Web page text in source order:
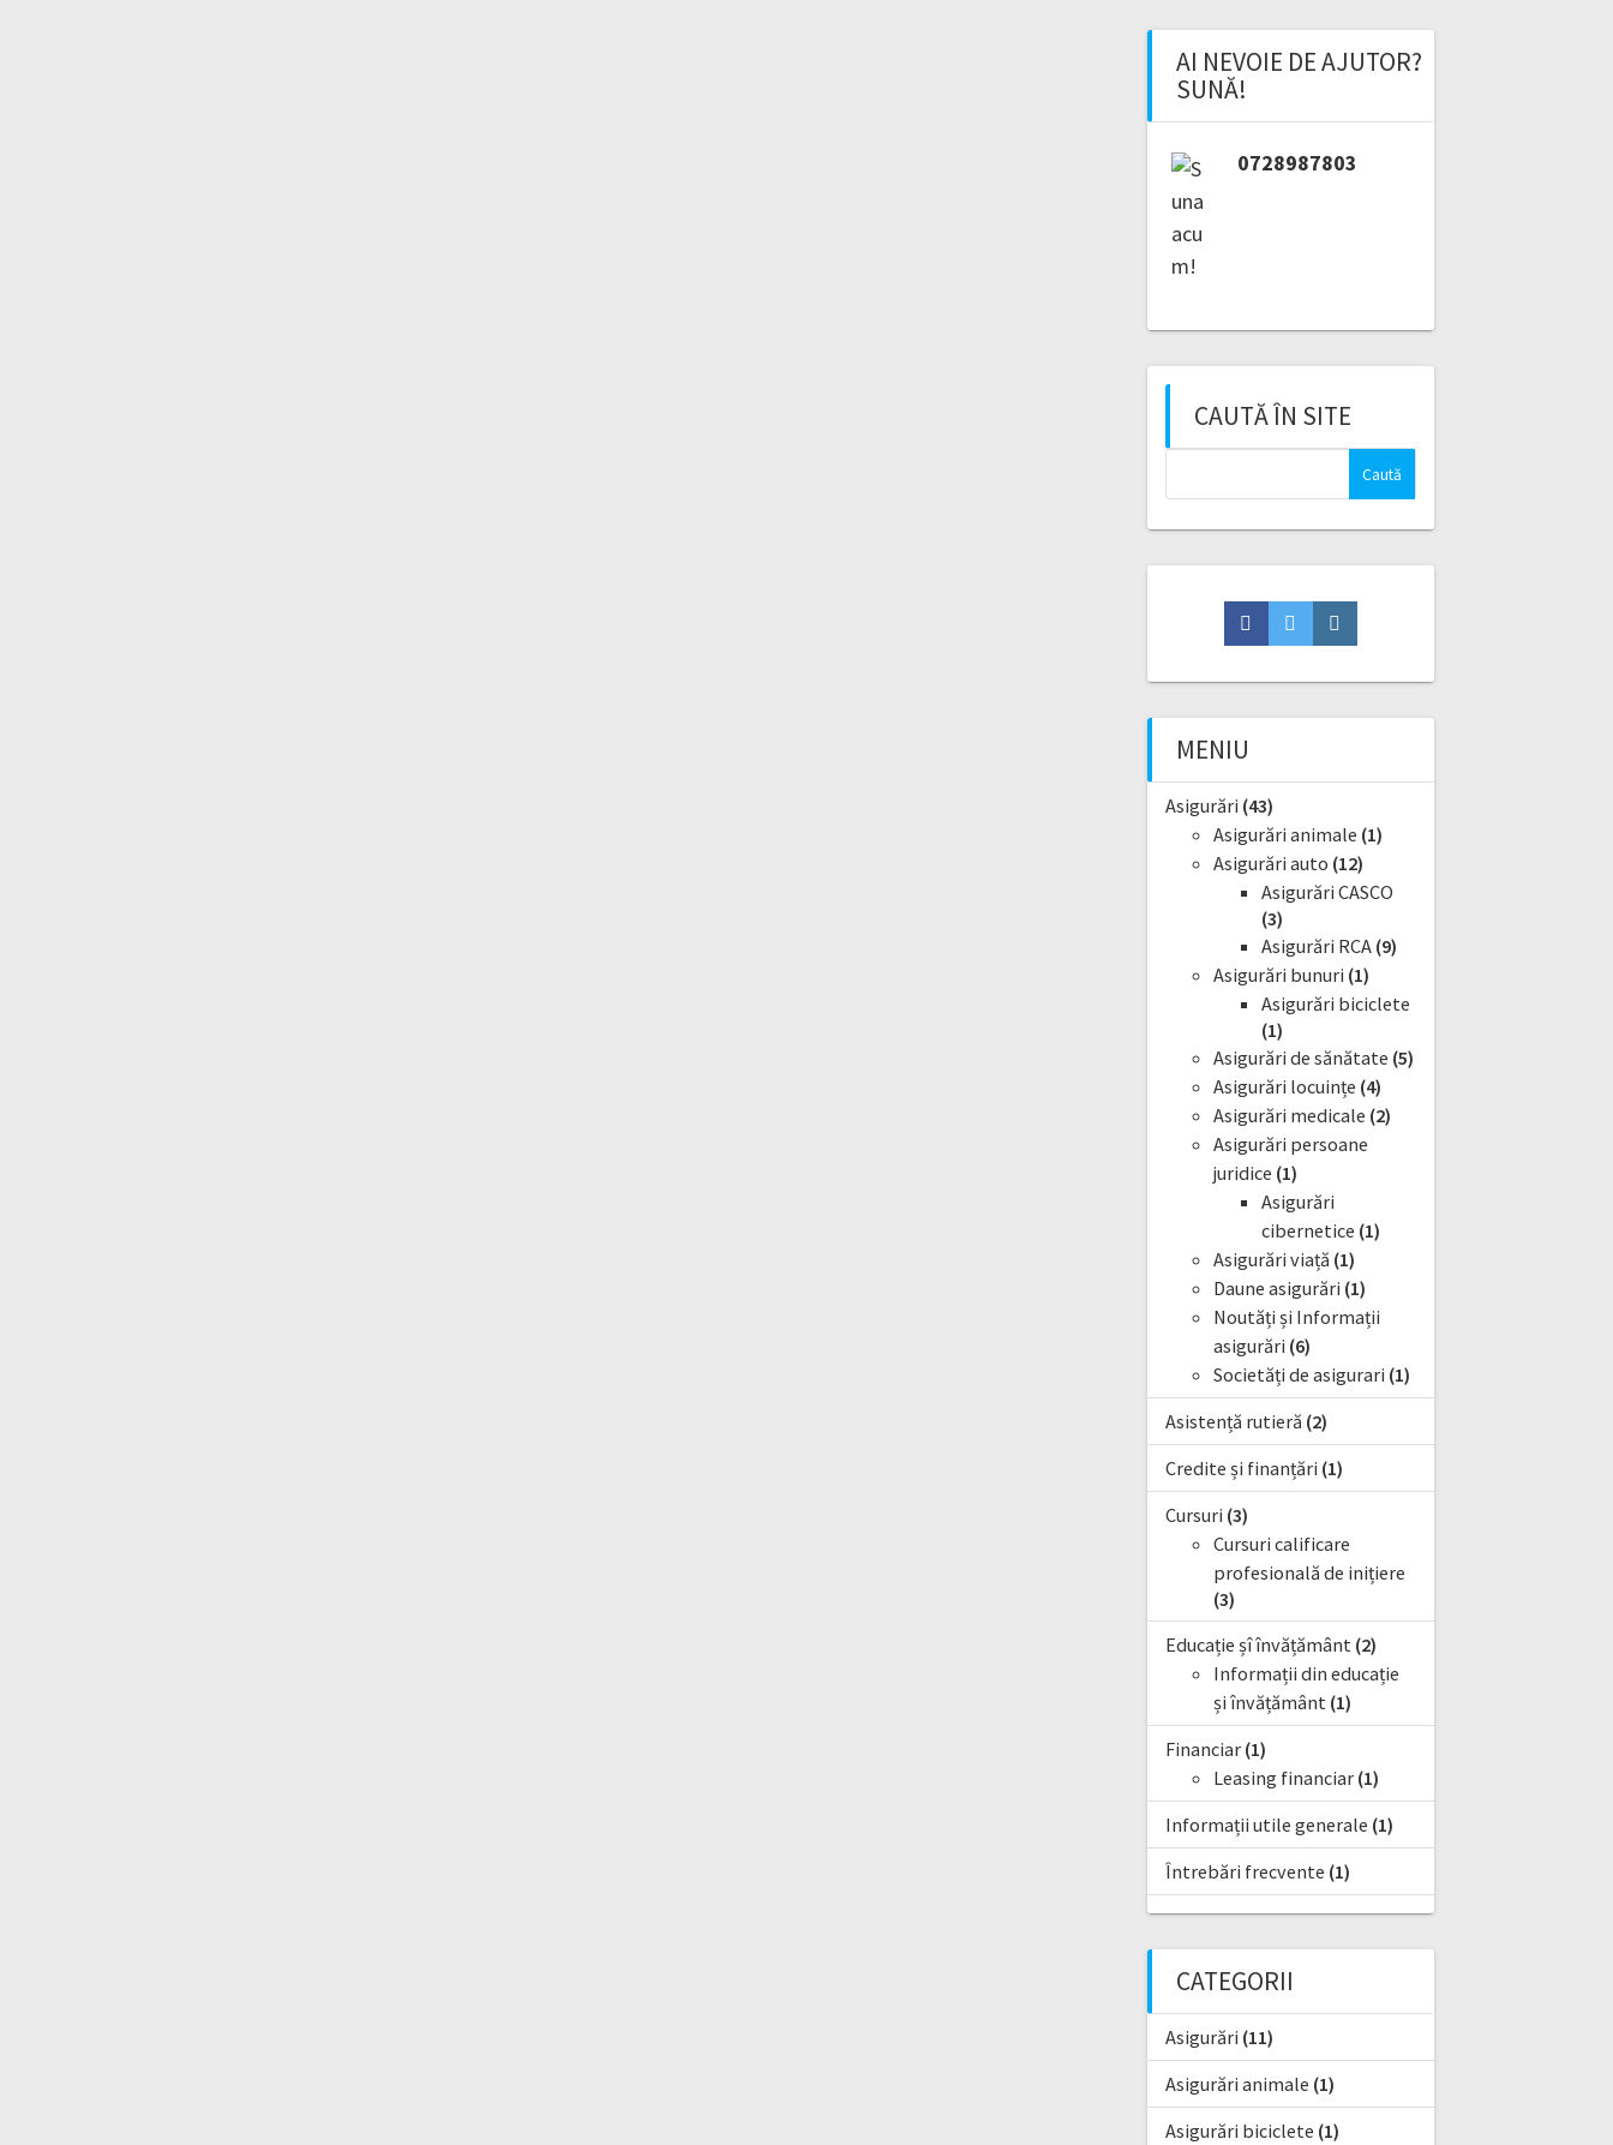
AI NEVOIE DE AJUTOR?
SUNĂ!
0728987803
CAUTĂ ÎN SITE
FacebookTwitterInstagram
MENIU
Asigurări (43)
Asigurări animale (1)
Asigurări auto (12)
Asigurări CASCO
(3)
Asigurări RCA(9)
Asigurări bunuri (1)
Asigurări biciclete
(1)
Asigurări de sănătate (5)
Asigurări locuințe (4)
Asigurări medicale (2)
Asigurări persoane
juridice (1)
Asigurări
cibernetice (1)
Asigurări viață (1)
Daune asigurări (1)
Noutăți și Informații
asigurări (6)
Societăți de asigurari (1)
Asistență rutieră (2)
Credite și finanțări (1)
Cursuri (3)
Cursuri calificare
profesională de inițiere
(3)
Educație șî învățământ(2)
Informații din educație
și învățământ(1)
Financiar(1)
Leasing financiar(1)
Informații utile generale (1)
Întrebări frecvente (1)
CATEGORII
Asigurări (11)
Asigurări animale (1)
Asigurări biciclete (1)